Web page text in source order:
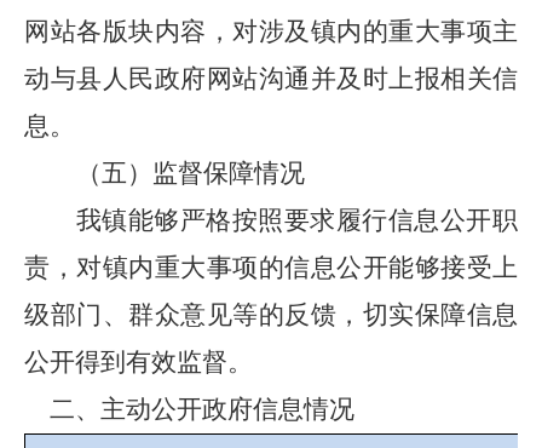
网站各版块内容，对涉及镇内的重大事项主
动与县人民政府网站沟通并及时上报相关信
息。
（五）监督保障情况
我镇能够严格按照要求履行信息公开职
责，对镇内重大事项的信息公开能够接受上
级部门、群众意见等的反馈，切实保障信息
公开得到有效监督。
二、主动公开政府信息情况